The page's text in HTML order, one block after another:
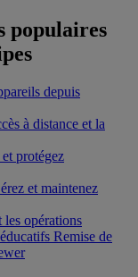
populaires
depuis
à distance et la
protégez
et maintenez
les opérations
Remise de